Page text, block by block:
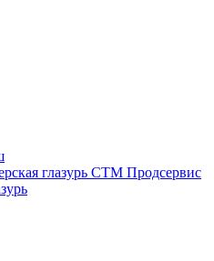
глазурь СТМ Продсервис